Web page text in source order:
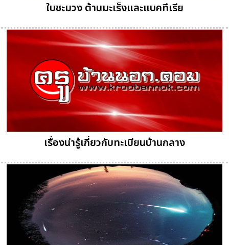
ใบชะมวง ต้านมะเร็งและแบคทีเรีย
เรื่องน่ารู้เกี่ยวกับทะเบียนบ้านกลาง